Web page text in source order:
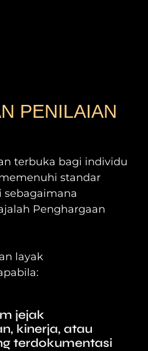
PENILAIAN
terbuka bagi individu
standar
sebagaimana
Penghargaan
layak
jejak
kinerja, atau
terdokumentasi